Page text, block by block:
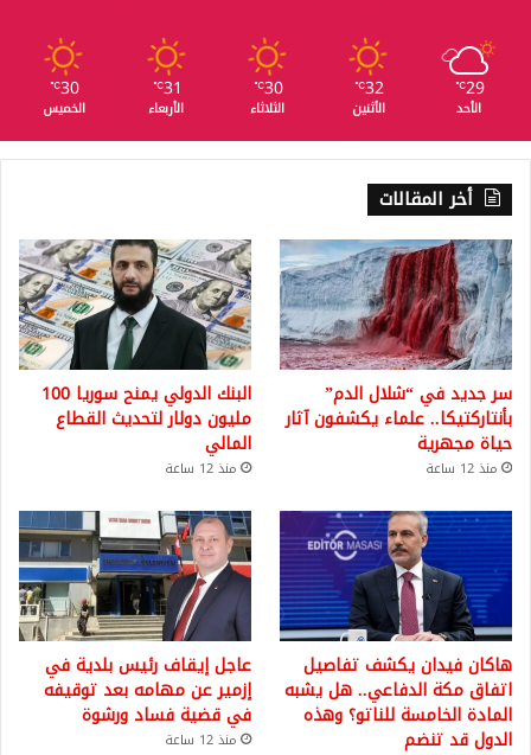
29
℃
الأحد
32
℃
الأثنين
30
℃
الثلاثاء
31
℃
الأربعاء
30
℃
الخميس
أخر المقالات
سر جديد في “شلال الدم”
بأنتاركتيكا.. علماء يكشفون آثار
حياة مجهرية
منذ 12 ساعة
البنك الدولي يمنح سوريا 100
مليون دولار لتحديث القطاع
المالي
منذ 12 ساعة
هاكان فيدان يكشف تفاصيل
اتفاق مكة الدفاعي.. هل يشبه
المادة الخامسة للناتو؟ وهذه
الدول قد تنضم
عاجل إيقاف رئيس بلدية في
إزمير عن مهامه بعد توقيفه
في قضية فساد ورشوة
منذ 12 ساعة